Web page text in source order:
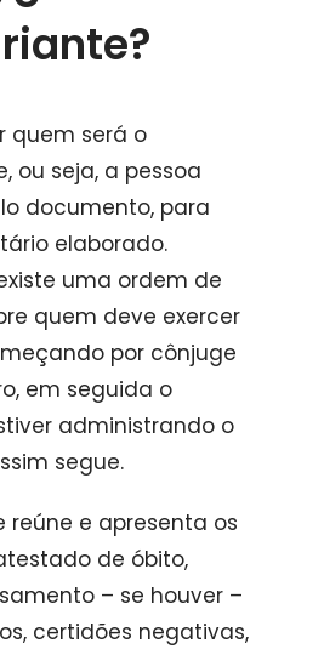
quem será o
ou seja, a pessoa
documento, para
elaborado.
uma ordem de
quem deve exercer
por cônjuge
em seguida o
administrando o
segue.
reúne e apresenta os
de óbito,
– se houver –
certidões negativas,